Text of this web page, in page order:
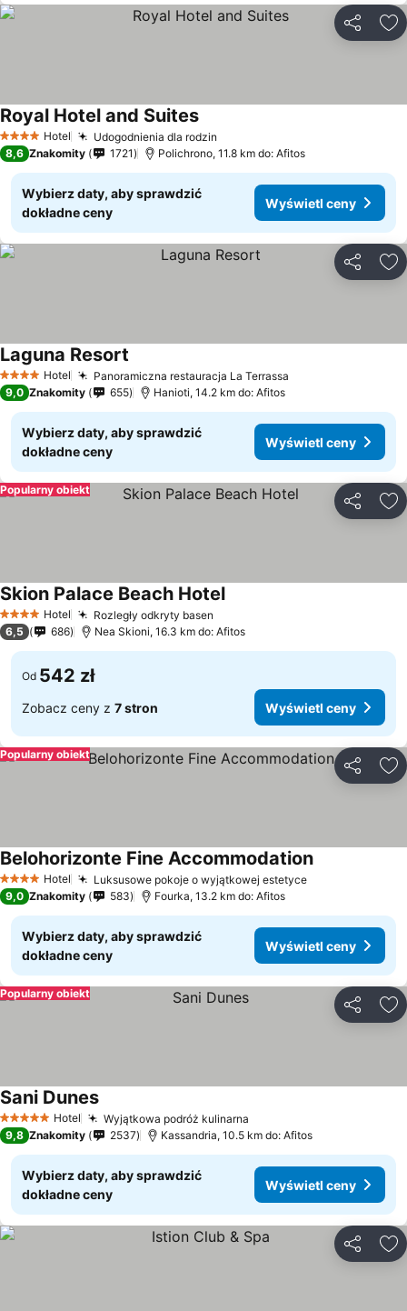
4 KategoriaHotel Udogodnienia dla rodzin
Royal Hotel and Suites
8,6 Znakomity 1721 Polichrono, 11.8 km do: Afitos
Wybierz daty, aby sprawdzić
dokładne ceny
Wyświetl ceny
4 KategoriaHotel Panoramiczna restauracja La Terrassa
Laguna Resort
9,0 Znakomity 655 Hanioti, 14.2 km do: Afitos
Wybierz daty, aby sprawdzić
dokładne ceny
Wyświetl ceny
Popularny obiekt
4 KategoriaHotel Rozległy odkryty basen
Skion Palace Beach Hotel
6,5 686 Nea Skioni, 16.3 km do: Afitos
Od 542 zł
Zobacz ceny z 7 stron Wyświetl ceny
Popularny obiekt
4 KategoriaHotel Luksusowe pokoje o wyjątkowej estetyce
Belohorizonte Fine Accommodation
9,0 Znakomity 583 Fourka, 13.2 km do: Afitos
Wybierz daty, aby sprawdzić
dokładne ceny
Wyświetl ceny
Popularny obiekt
5 KategoriaHotel Wyjątkowa podróż kulinarna
Sani Dunes
9,8 Znakomity 2537 Kassandria, 10.5 km do: Afitos
Wybierz daty, aby sprawdzić
dokładne ceny
Wyświetl ceny